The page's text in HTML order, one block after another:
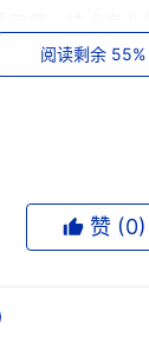
动之气。
一款基于PC机
电能力和随机
断软件，非常
1000嵌入我们
阅读剩余 55%
赞 (0)